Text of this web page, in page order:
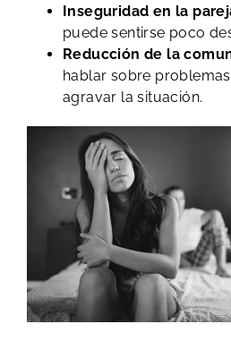
Inseguridad en la
puede sentirse poco
Reducción de la
hablar sobre
agravar la situación.